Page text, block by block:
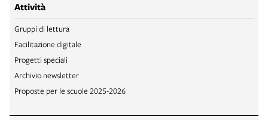
Attività
Gruppi di lettura
Facilitazione digitale
Progetti speciali
Archivio newsletter
Proposte per le scuole 2025-2026